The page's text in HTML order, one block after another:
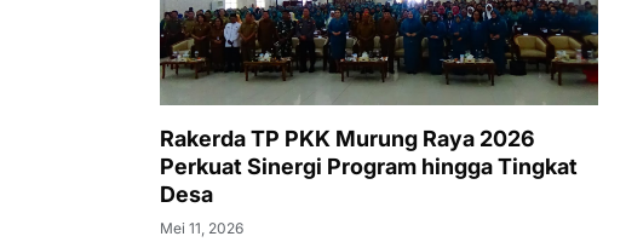
Rakerda TP PKK Murung Raya 2026
Perkuat Sinergi Program hingga Tingkat
Desa
Mei 11, 2026